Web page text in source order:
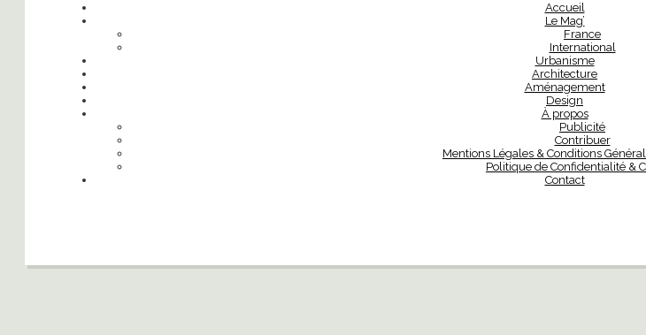
Accueil
Le Mag’
France
International
Urbanisme
Architecture
Aménagement
Design
À propos
Publicité
Contribuer
Mentions Légales & Conditions
Politique de Confidentialité &
Contact